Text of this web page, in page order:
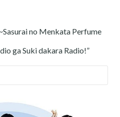
no Menkata Perfume
ga Suki dakara Radio!”